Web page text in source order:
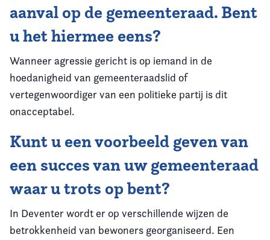
aanval op de gemeenteraad. Bent
u het hiermee eens?
Wanneer agressie gericht is op iemand in de
hoedanigheid van gemeenteraadslid of
vertegenwoordiger van een politieke partij is dit
onacceptabel.
Kunt u een voorbeeld geven van
een succes van uw gemeenteraad
waar u trots op bent?
In Deventer wordt er op verschillende wijzen de
betrokkenheid van bewoners georganiseerd. Een